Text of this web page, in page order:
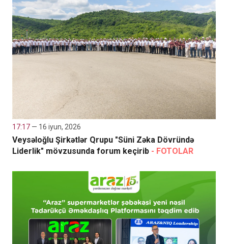
17:17 — 16 iyun, 2026
Veysəloğlu Şirkətlər Qrupu "Süni Zəka Dövründə
Liderlik" mövzusunda forum keçirib - FOTOLAR